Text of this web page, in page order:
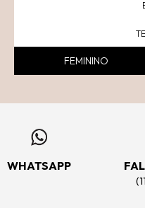
FEMININO
WHATSAPP